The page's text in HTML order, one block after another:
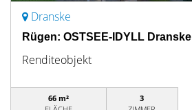
Dranske
Rügen: OSTSEE-IDYLL Dranske
Renditeobjekt
66 m²
3